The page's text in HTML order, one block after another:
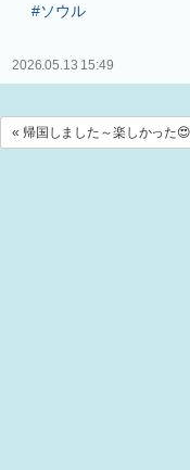
#ソウル
2026.05.13 15:49
« 帰国しました～楽しかった😍